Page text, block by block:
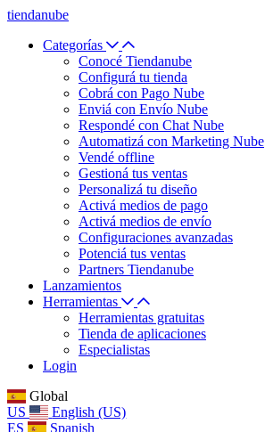
tiendanube
Categorías
Conocé Tiendanube
Configurá tu tienda
Cobrá con Pago Nube
Enviá con Envío Nube
Respondé con Chat Nube
Automatizá con Marketing Nube
Vendé offline
Gestioná tus ventas
Personalizá tu diseño
Activá medios de pago
Activá medios de envío
Configuraciones avanzadas
Potenciá tus ventas
Partners Tiendanube
Lanzamientos
Herramientas
Herramientas gratuitas
Tienda de aplicaciones
Especialistas
Login
Global
US
English (US)
ES
Spanish